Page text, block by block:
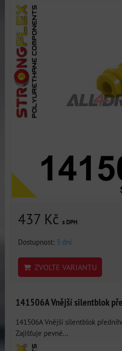
437 Kč s DPH
Dostupnost: 3 dni
ZVOLTE VARIANTU
141506A Vnější silentblok
141506A Vnější silentblok
Zajišťuje pevné...